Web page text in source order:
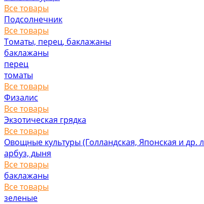
Все товары
Подсолнечник
Все товары
Томаты, перец, баклажаны
баклажаны
перец
томаты
Все товары
Физалис
Все товары
Экзотическая грядка
Все товары
Овощные культуры (Голландская, Японская и др.
арбуз, дыня
Все товары
баклажаны
Все товары
зеленые